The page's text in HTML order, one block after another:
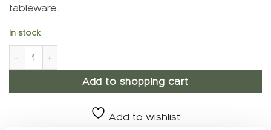
tableware.
In stock
GOA Black-Steel Teaspoon quantity
Add to shopping cart
Add to wishlist